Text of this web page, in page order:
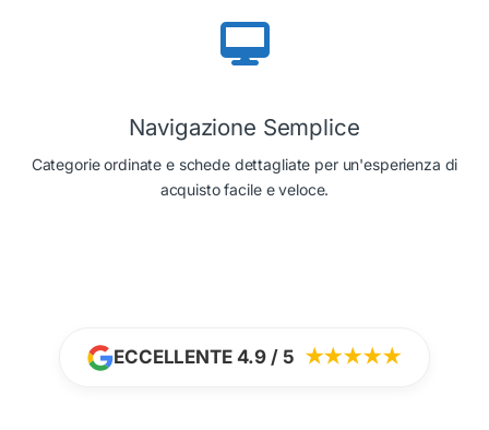
Navigazione Semplice
Categorie ordinate e schede dettagliate per un'esperienza di
acquisto facile e veloce.
ECCELLENTE 4.9 / 5 ★★★★★